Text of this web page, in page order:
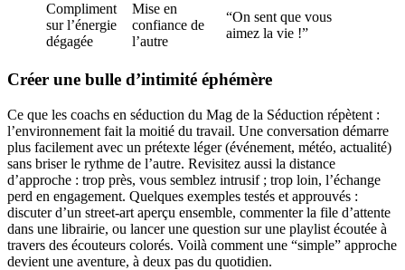
Compliment
sur l’énergie
dégagée
Mise en
confiance de
l’autre
“On sent que vous
aimez la vie !”
Créer une bulle d’intimité éphémère
Ce que les coachs en séduction du Mag de la Séduction répètent :
l’environnement fait la moitié du travail. Une conversation démarre
plus facilement avec un prétexte léger (événement, météo, actualité)
sans briser le rythme de l’autre. Revisitez aussi la distance
d’approche : trop près, vous semblez intrusif ; trop loin, l’échange
perd en engagement. Quelques exemples testés et approuvés :
discuter d’un street-art aperçu ensemble, commenter la file d’attente
dans une librairie, ou lancer une question sur une playlist écoutée à
travers des écouteurs colorés. Voilà comment une “simple” approche
devient une aventure, à deux pas du quotidien.